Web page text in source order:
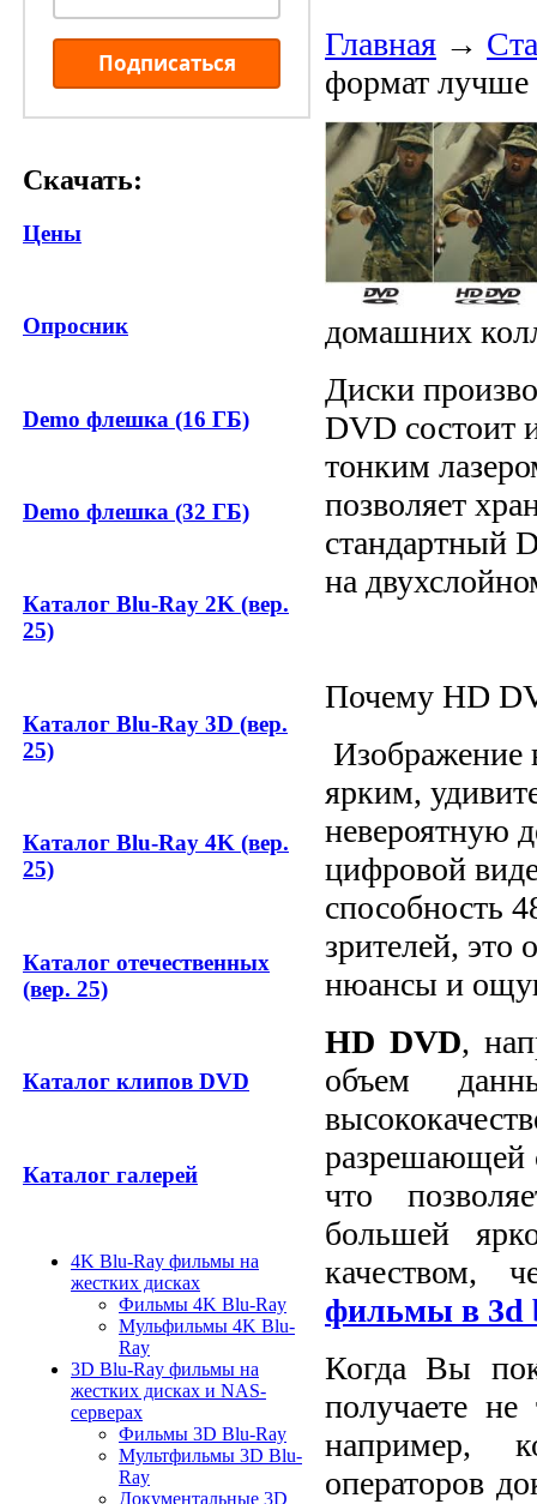
Подписаться
Скачать:
Цены
Опросник
Demo флешка (16 ГБ)
Demo флешка (32 ГБ)
Каталог Blu-Ray 2K (вер.
25)
Каталог Blu-Ray 3D (вер.
25)
Каталог Blu-Ray 4K (вер.
25)
Каталог отечественных
(вер. 25)
Каталог клипов DVD
Каталог галерей
4K Blu-Ray фильмы на
жестких дисках
Фильмы 4K Blu-Ray
Мульфильмы 4K Blu-
Ray
3D Blu-Ray фильмы на
жестких дисках и NAS-
серверах
Фильмы 3D Blu-Ray
Мультфильмы 3D Blu-
Ray
Документальные 3D
Главная →
формат
домашних
Диски
DVD состоит
тонким
позволяет
стандартный
на
Почему HD
Изображение
ярким,
невероятную
цифровой
способность
зрителей, это
нюансы и
HD DVD,
объем
разрешающей
что
большей
качеством,
фильмы в 3d
Когда Вы
получаете
например,
операторов